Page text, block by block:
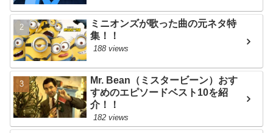
ミニオンズが歌った曲の元ネタ特
集！！
188 views
Mr. Bean（ミスタービーン）おす
すめのエピソードベスト10を紹
介！！
182 views